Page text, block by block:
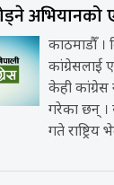
अभियानको
काठमाडौँ
कांग्रेसलाई
केही
गरेका छन् ।
गते राष्ट्रिय